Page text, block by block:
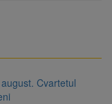
Cvartetul